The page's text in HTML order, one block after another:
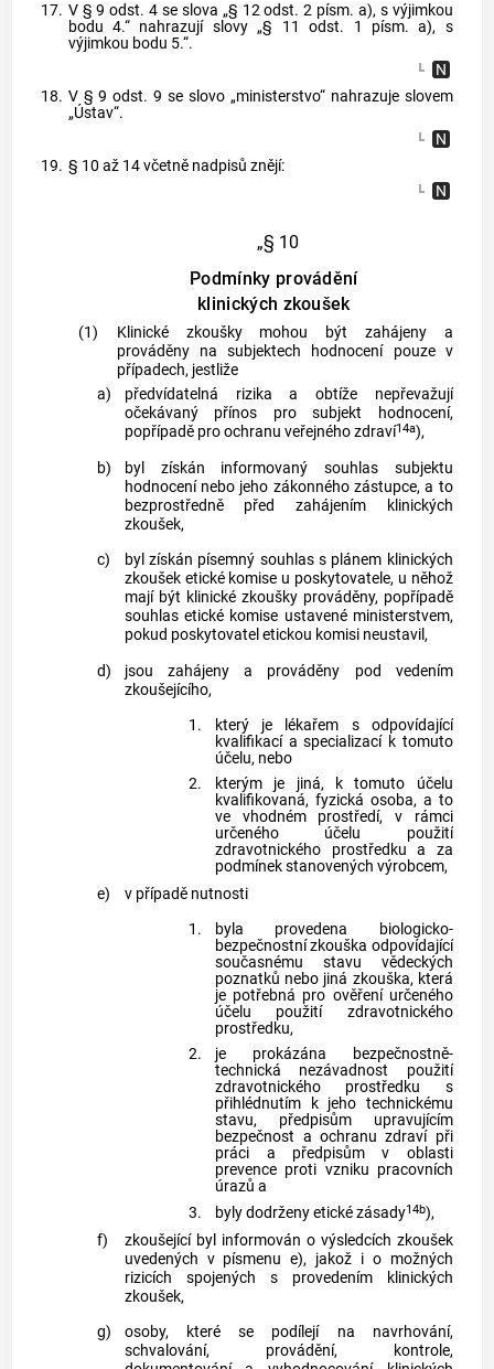
17. V § 9 odst. 4 se slova „§ 12 odst. 2 písm. a), s výjimkou
bodu 4.“ nahrazují slovy „§ 11 odst. 1 písm. a), s
výjimkou bodu 5.“.
18. V § 9 odst. 9 se slovo „ministerstvo“ nahrazuje slovem
„Ústav“.
19. § 10 až 14 včetně nadpisů znějí:
„§ 10
Podmínky provádění
klinických zkoušek
(1)
Klinické zkoušky mohou být zahájeny a
prováděny na subjektech hodnocení pouze v
případech, jestliže
a)
předvídatelná rizika a obtíže nepřevažují
očekávaný přínos pro subjekt hodnocení,
popřípadě pro ochranu veřejného zdraví14a),
b)
byl získán informovaný souhlas subjektu
hodnocení nebo jeho zákonného zástupce, a to
bezprostředně před zahájením klinických
zkoušek,
c)
byl získán písemný souhlas s plánem klinických
zkoušek etické komise u poskytovatele, u něhož
mají být klinické zkoušky prováděny, popřípadě
souhlas etické komise ustavené ministerstvem,
pokud poskytovatel etickou komisi neustavil,
d)
jsou zahájeny a prováděny pod vedením
zkoušejícího,
1.
který je lékařem s odpovídající
kvalifikací a specializací k tomuto
účelu, nebo
2.
kterým je jiná, k tomuto účelu
kvalifikovaná, fyzická osoba, a to
ve vhodném prostředí, v rámci
určeného účelu použití
zdravotnického prostředku a za
podmínek stanovených výrobcem,
e)
v případě nutnosti
1.
byla provedena biologicko-
bezpečnostní zkouška odpovídající
současnému stavu vědeckých
poznatků nebo jiná zkouška, která
je potřebná pro ověření určeného
účelu použití zdravotnického
prostředku,
2.
je prokázána bezpečnostně-
technická nezávadnost použití
zdravotnického prostředku s
přihlédnutím k jeho technickému
stavu, předpisům upravujícím
bezpečnost a ochranu zdraví při
práci a předpisům v oblasti
prevence proti vzniku pracovních
úrazů a
3.
byly dodrženy etické zásady14b),
f)
zkoušející byl informován o výsledcích zkoušek
uvedených v písmenu e), jakož i o možných
rizicích spojených s provedením klinických
zkoušek,
g)
osoby, které se podílejí na navrhování,
schvalování, provádění, kontrole,